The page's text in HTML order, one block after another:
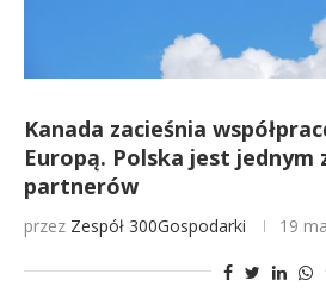
Kanada zacieśnia
Europą. Polska jest jednym
partnerów
przez Zespół 300Gospodarki 19